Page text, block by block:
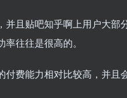
且贴吧知乎啊上用户大部
往往是很高的。
费能力相对比较高，并且